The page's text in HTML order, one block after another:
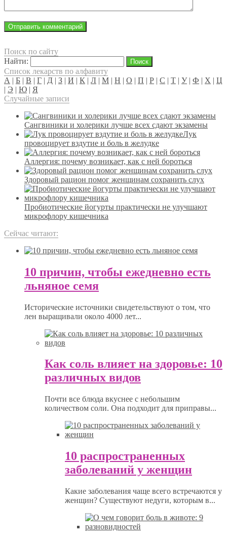
Поиск по сайту
Найти:
Список лекарств по алфавиту
А | Б | В | Г | Д | З | И | К | Л | М | Н | О | П | Р | С | Т | У| Ф | Х | Ц
| Э | Ю | Я
Случайные записи
Сангвиники и холерики лучше всех сдают экзамены
Лук
провоцирует вздутие и боль в желудке
Аллергия: почему возникает, как с ней бороться
Здоровый рацион помог женщинам сохранить слух
Пробиотические йогурты практически не улучшают
микрофлору кишечника
Сейчас читают:
10 причин, чтобы ежедневно есть
льняное семя
Исторические источники свидетельствуют о том, что
лен выращивали около 4000 лет...
Как соль влияет на здоровье: 10
различных видов
Почти все блюда вкуснее с небольшим
количеством соли. Она подходит для приправы...
10 распространенных
заболеваний у женщин
Какие заболевания чаще всего встречаются у
женщин? Существуют недуги, которым в...